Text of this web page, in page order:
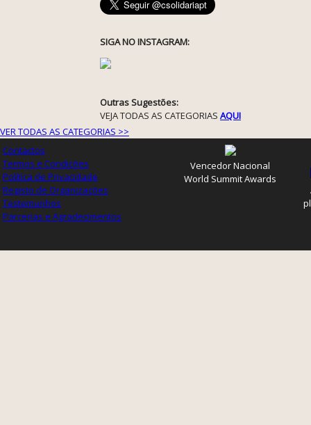
SIGA NO INSTAGRAM:
Outras Sugestões:
VEJA TODAS AS CATEGORIAS AQUI
VER TODAS AS CATEGORIAS >>
Contactos
Termos e Condições
Política de Privacidade
Registo de Organizações
Testemunhos
Parcerias e Agradecimentos
Vencedor Nacional
World Summit Awards